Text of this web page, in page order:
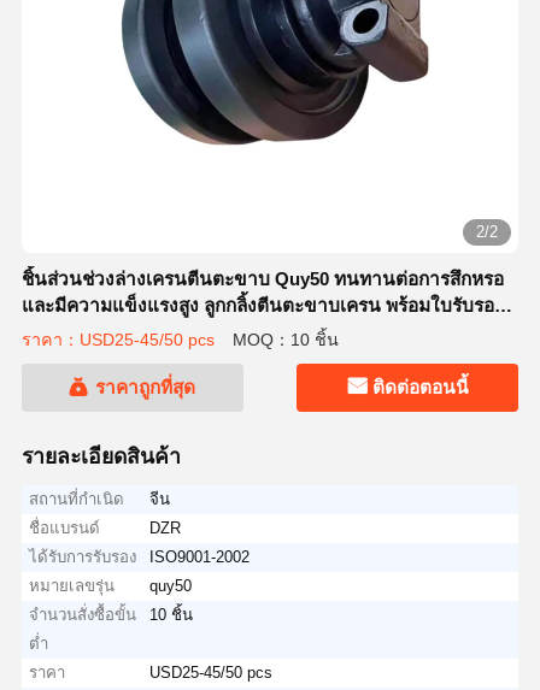
2/2
ชิ้นส่วนช่วงล่างเครนตีนตะขาบ Quy50 ทนทานต่อการสึกหรอ
และมีความแข็งแรงสูง ลูกกลิ้งตีนตะขาบเครน พร้อมใบรับรอง
ISO
ราคา：USD25-45/50 pcs MOQ：10 ชิ้น
ราคาถูกที่สุด ติดต่อตอนนี้
รายละเอียดสินค้า
สถานที่กำเนิด
จีน
ชื่อแบรนด์
DZR
ได้รับการรับรอง
ISO9001-2002
หมายเลขรุ่น
quy50
จำนวนสั่งซื้อขั้น
ต่ำ
10 ชิ้น
ราคา
USD25-45/50 pcs